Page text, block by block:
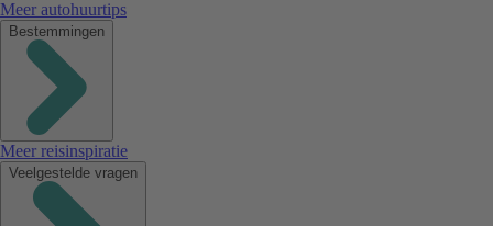
Meer autohuurtips
Bestemmingen
Meer reisinspiratie
Veelgestelde vragen